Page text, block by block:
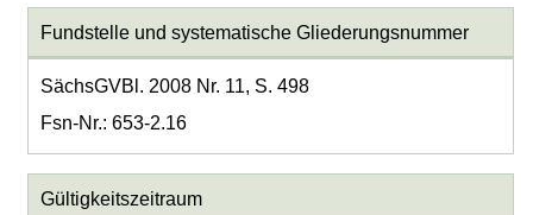
Fundstelle und systematische Gliederungsnummer
SächsGVBl. 2008 Nr. 11, S. 498
Fsn-Nr.: 653-2.16
Gültigkeitszeitraum